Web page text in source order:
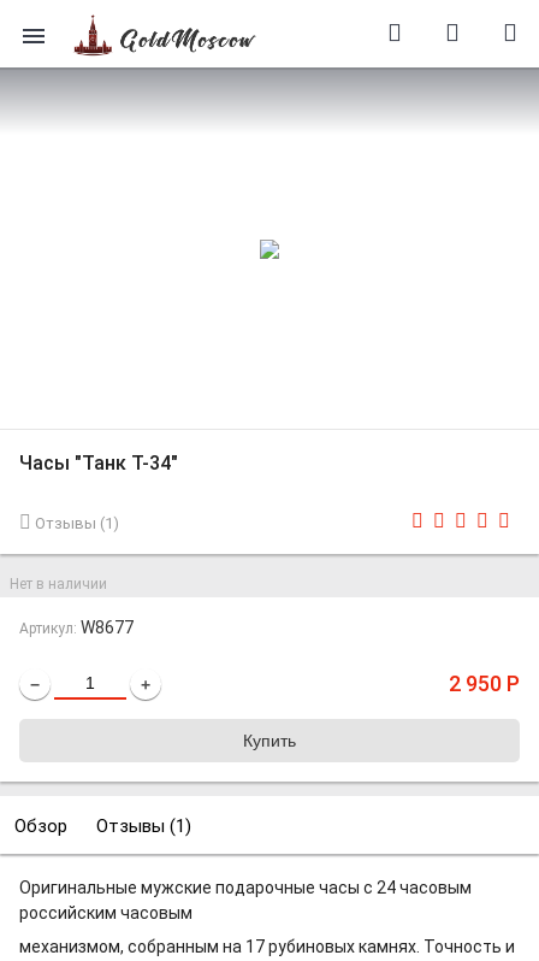
Часы "Танк Т-34"
Отзывы (1 )
Нет в наличии
Артикул: W8677
− + 2 950 Р
Обзор Отзывы (1)
Оригинальные мужские подарочные часы с 24 часовым
российским часовым
механизмом, собранным на 17 рубиновых камнях. Точность и